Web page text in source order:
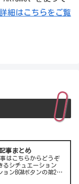
細はこちらをご覧
事まとめ
はこちらからどうぞ
シチュエーション
ンBGMボタンの第2